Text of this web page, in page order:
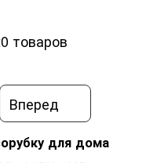
товаров
Вперед
для дома